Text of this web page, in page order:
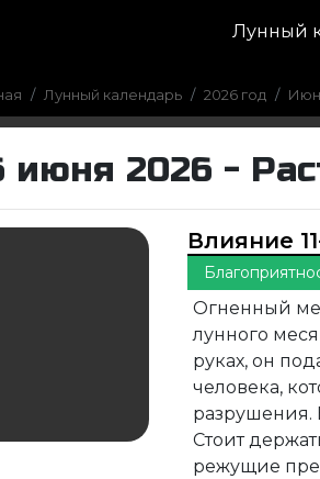
Лунный
Лунный календарь 2026 год
2026 -
Влияние
Огненный
лунного
руках, он
человека,
разрушения.
Стоит
режущие